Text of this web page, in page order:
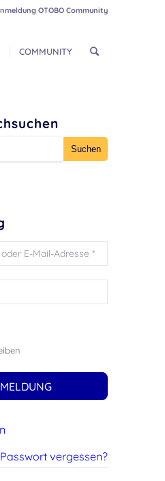
OTOBO Community
COMMUNITY
Passwort vergessen?